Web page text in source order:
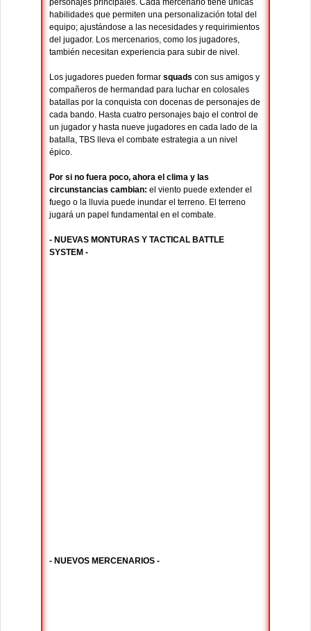
personajes principales. Cada mercenario tiene únicas
habilidades que permiten una personalización total del
equipo; ajustándose a las necesidades y requirimientos
del jugador. Los mercenarios, como los jugadores,
también necesitan experiencia para subir de nivel.
Los jugadores pueden formar squads con sus amigos y
compañeros de hermandad para luchar en colosales
batallas por la conquista con docenas de personajes de
cada bando. Hasta cuatro personajes bajo el control de
un jugador y hasta nueve jugadores en cada lado de la
batalla, TBS lleva el combate estrategia a un nivel
épico.
Por si no fuera poco, ahora el clima y las
circunstancias cambian: el viento puede extender el
fuego o la lluvia puede inundar el terreno. El terreno
jugará un papel fundamental en el combate.
- NUEVAS MONTURAS Y TACTICAL BATTLE
SYSTEM -
- NUEVOS MERCENARIOS -